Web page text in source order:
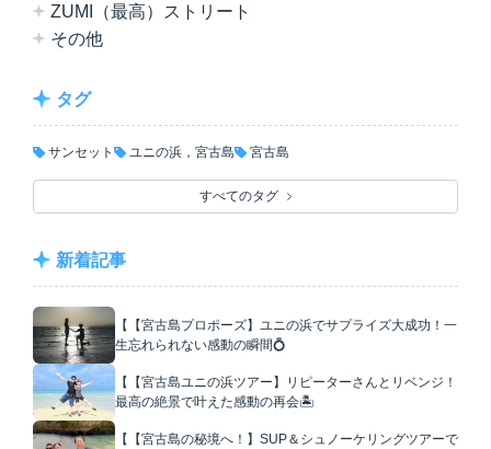
ZUMI（最高）ストリート
その他
タグ
サンセット ユニの浜，宮古島 宮古島
すべてのタグ
新着記事
【【宮古島プロポーズ】ユニの浜でサプライズ大成功！一
生忘れられない感動の瞬間💍
【【宮古島ユニの浜ツアー】リピーターさんとリベンジ！
最高の絶景で叶えた感動の再会🏝️
【【宮古島の秘境へ！】SUP＆シュノーケリングツアーで